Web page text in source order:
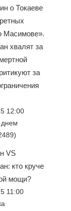
о Токаеве
Масимове».
хвалят за
за
12:00
днем
VS
кто круче
мощи?
11:00